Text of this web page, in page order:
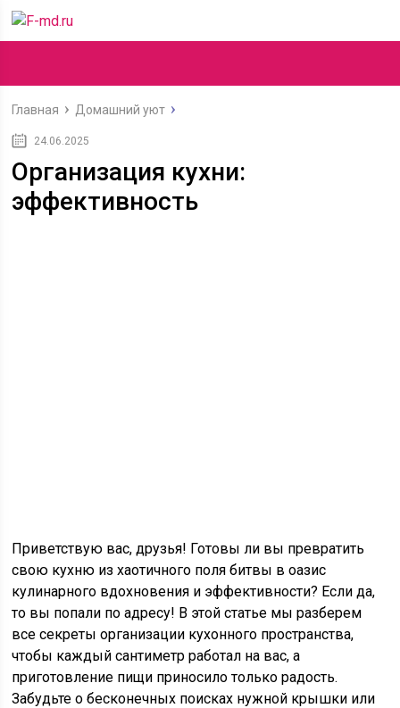
Главная Домашний уют
24.06.2025
Организация кухни:
эффективность
Приветствую вас, друзья! Готовы ли вы превратить
свою кухню из хаотичного поля битвы в оазис
кулинарного вдохновения и эффективности? Если да,
то вы попали по адресу! В этой статье мы разберем
все секреты организации кухонного пространства,
чтобы каждый сантиметр работал на вас, а
приготовление пищи приносило только радость.
Забудьте о бесконечных поисках нужной крышки или